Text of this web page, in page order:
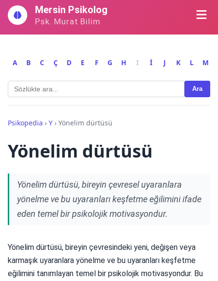
İçeriğe
geç
Mersin Psikolog
Psk. Murat Bilim
A B C Ç D E F G H I İ J K L M
Ara
Psikopedia › Y › Yönelim dürtüsü
Yönelim dürtüsü
Yönelim dürtüsü, bireyin çevresel uyaranlara
yönelme ve bu uyaranları keşfetme eğilimini ifade
eden temel bir psikolojik motivasyondur.
Yönelim dürtüsü, bireyin çevresindeki yeni, değişen veya
karmaşık uyaranlara yönelme ve bu uyaranları keşfetme
eğilimini tanımlayan temel bir psikolojik motivasyondur. Bu